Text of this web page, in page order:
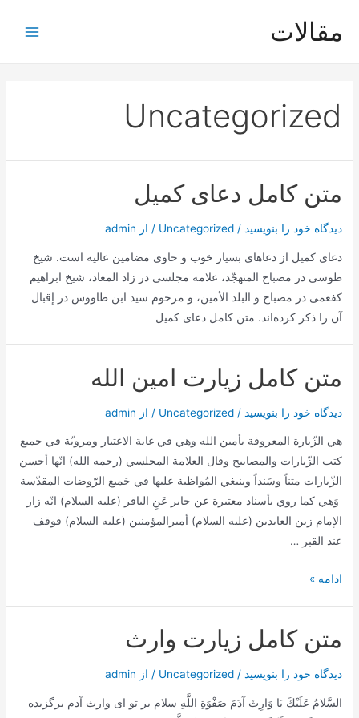
مقالات
Uncategorized
متن کامل دعای کمیل
دیدگاه‌ خود را بنویسید /
Uncategorized / از admin
دعای کمیل از دعاهای بسیار خوب و حاوی مضامین عالیه است. شیخ
طوسی در مصباح المتهجّد، علامه مجلسی در زاد المعاد، شیخ ابراهیم
کفعمی در مصباح و البلد الأمین، و مرحوم سید ابن طاووس در إقبال
آن را ذکر کرده‌اند. متن کامل دعای کمیل
متن کامل زیارت امین الله
دیدگاه‌ خود را بنویسید /
Uncategorized / از admin
هي الزّيارة المعروفة بأمين الله وهي في غاية الاعتبار ومرويّة في جميع
كتب الزّيارات والمصابيح وقال العلامة المجلسي (رحمه الله) انّها أحسن
الزّيارات متناً وسَنداً وينبغي المُواظبة عليها في جَميع الرّوضات المقدّسة
وَهي كما روي بأسناد معتبرة عن جابر عَنِ الباقر (عليه السلام) انّه زار
الإمام زين العابدين (عليه السلام) أميرالمؤمنين (عليه السلام) فوقف
عند القبر …
متن
امین
ادامه »
متن کامل زيارت وارث
دیدگاه‌ خود را بنویسید /
Uncategorized / از admin
السَّلامُ عَلَيْكَ يَا وَارِثَ آدَمَ صَفْوَةِ اللَّهِ سلام بر تو ای وارث آدم برگزیده